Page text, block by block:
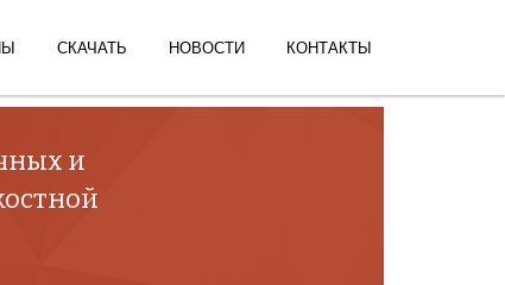
СКАЧАТЬ НОВОСТИ КОНТАКТЫ
и